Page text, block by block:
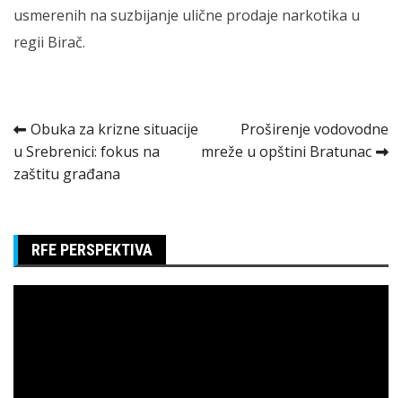
usmerenih na suzbijanje ulične prodaje narkotika u
regii Birač.
Kretanje
članka
Obuka za krizne situacije
u Srebrenici: fokus na
zaštitu građana
Proširenje vodovodne
mreže u opštini Bratunac
RFE PERSPEKTIVA